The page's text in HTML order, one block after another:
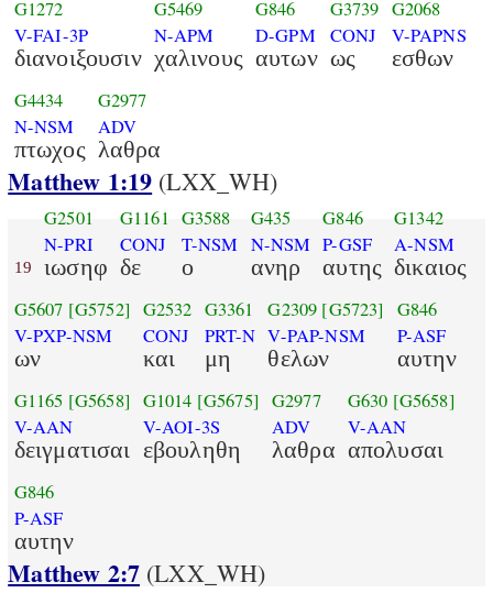
G1272
V-FAI-3P
διανοιξουσιν
G5469
N-APM
χαλινους
G846
D-GPM
αυτων
G3739
CONJ
ως
G2068
V-PAPNS
εσθων
G4434
N-NSM
πτωχος
G2977
ADV
λαθρα
Matthew 1:19 (LXX_WH)
19
G2501
N-PRI
ιωσηφ
G1161
CONJ
δε
G3588
T-NSM
ο
G435
N-NSM
ανηρ
G846
P-GSF
αυτης
G1342
A-NSM
δικαιος
G5607 [G5752]
V-PXP-NSM
ων
G2532
CONJ
και
G3361
PRT-N
μη
G2309 [G5723]
V-PAP-NSM
θελων
G846
P-ASF
αυτην
G1165 [G5658]
V-AAN
δειγματισαι
G1014 [G5675]
V-AOI-3S
εβουληθη
G2977
ADV
λαθρα
G630 [G5658]
V-AAN
απολυσαι
G846
P-ASF
αυτην
Matthew 2:7 (LXX_WH)